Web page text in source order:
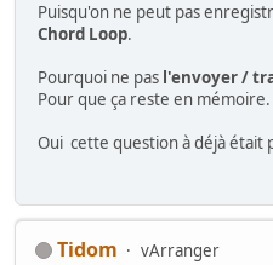
Puisqu'on ne peut pas
Chord Loop.
Pourquoi ne pas l'envoyer /
Pour que ça reste en mémoire.
Oui cette question à déjà était
Tidom
vArranger